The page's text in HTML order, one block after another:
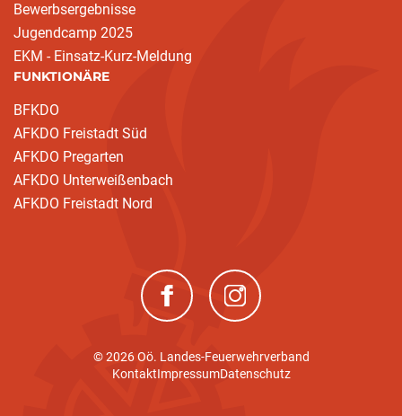
Bewerbsergebnisse
Jugendcamp 2025
EKM - Einsatz-Kurz-Meldung
FUNKTIONÄRE
BFKDO
AFKDO Freistadt Süd
AFKDO Pregarten
AFKDO Unterweißenbach
AFKDO Freistadt Nord
(neues Fenster)(neues Fenster)
© 2026 Oö. Landes-Feuerwehrverband
KontaktImpressumDatenschutz